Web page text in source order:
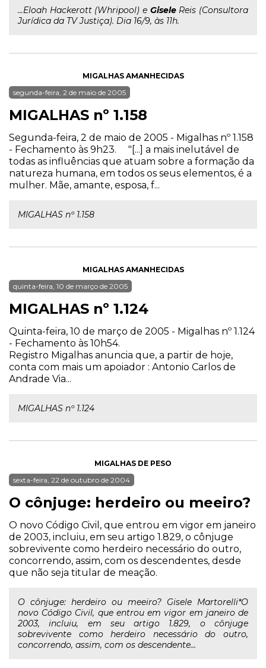
...Eloah Hackerott (Whripool) e GiseleReis (Consultora
Jurídica da TV Justiça). Dia 16/9, às 11h.
MIGALHAS AMANHECIDAS
segunda-feira, 2 de maio de 2005
MIGALHAS nº 1.158
Segunda-feira, 2 de maio de 2005 - Migalhas nº 1.158
- Fechamento às 9h23. "[...] a mais inelutável de
todas as influências que atuam sobre a formação da
natureza humana, em todos os seus elementos, é a
mulher. Mãe, amante, esposa, f...
MIGALHAS nº 1.158
MIGALHAS AMANHECIDAS
quinta-feira, 10 de março de 2005
MIGALHAS nº 1.124
Quinta-feira, 10 de março de 2005 - Migalhas nº 1.124
- Fechamento às 10h54.
Registro Migalhas anuncia que, a partir de hoje,
conta com mais um apoiador : Antonio Carlos de
Andrade Via...
MIGALHAS nº 1.124
MIGALHAS DE PESO
sexta-feira, 22 de outubro de 2004
O cônjuge: herdeiro ou meeiro?
O novo Código Civil, que entrou em vigor em janeiro
de 2003, incluiu, em seu artigo 1.829, o cônjuge
sobrevivente como herdeiro necessário do outro,
concorrendo, assim, com os descendentes, desde
que não seja titular de meação.
O cônjuge: herdeiro ou meeiro? Gisele Martorelli*O
novo Código Civil, que entrou em vigor em janeiro de
2003, incluiu, em seu artigo 1.829, o cônjuge
sobrevivente como herdeiro necessário do outro,
concorrendo, assim, com os descendente...